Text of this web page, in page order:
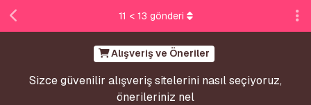
Alışveriş ve Öneriler
Sizce güvenilir alışveriş sitelerini nasıl seçiyoruz,
önerileriniz nel
11 < 13 gönderi